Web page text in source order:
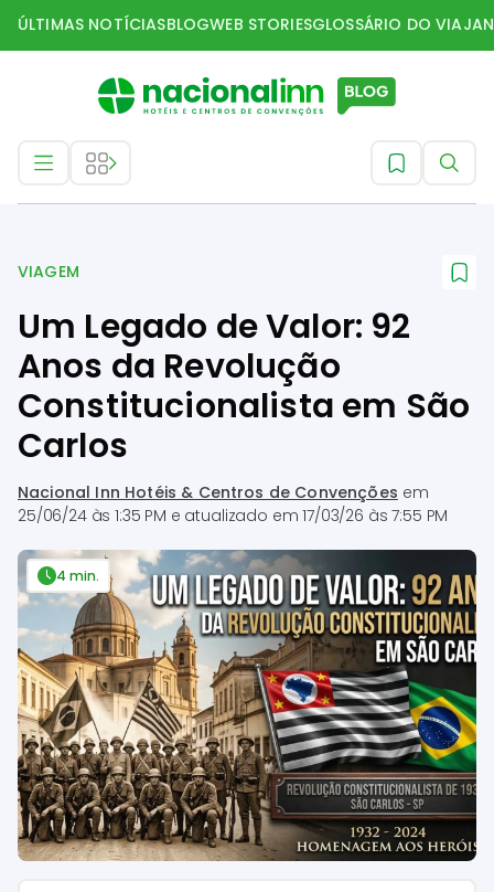
ÚLTIMAS NOTÍCIASBLOGWEB STORIESGLOSSÁRIO DO
VIAGEM
Um Legado de Valor: 92
Anos da Revolução
Constitucionalista em São
Carlos
Nacional Inn Hotéis & Centros de Convenções em
25/06/24 às 1:35 PM e atualizado em17/03/26 às 7:55 PM
4 min.